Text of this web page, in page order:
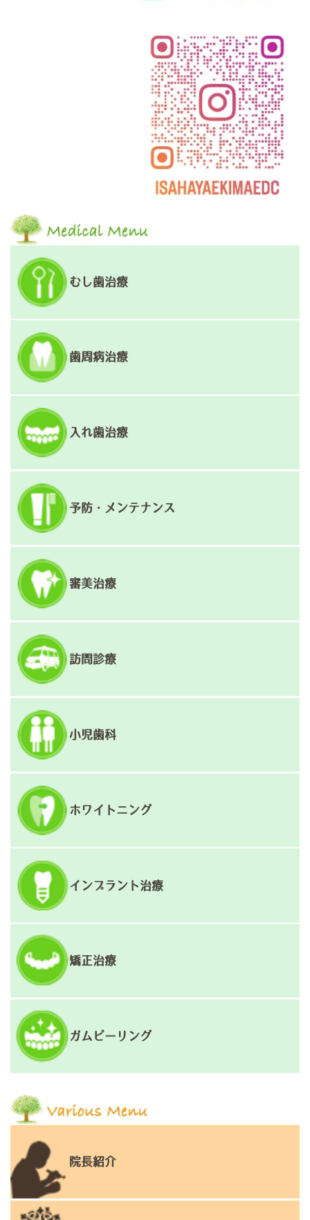
むし歯治療
歯周病治療
入れ歯治療
予防・メンテナンス
審美治療
訪問診療
小児歯科
ホワイトニング
インプラント治療
矯正治療
ガムピーリング
院長紹介